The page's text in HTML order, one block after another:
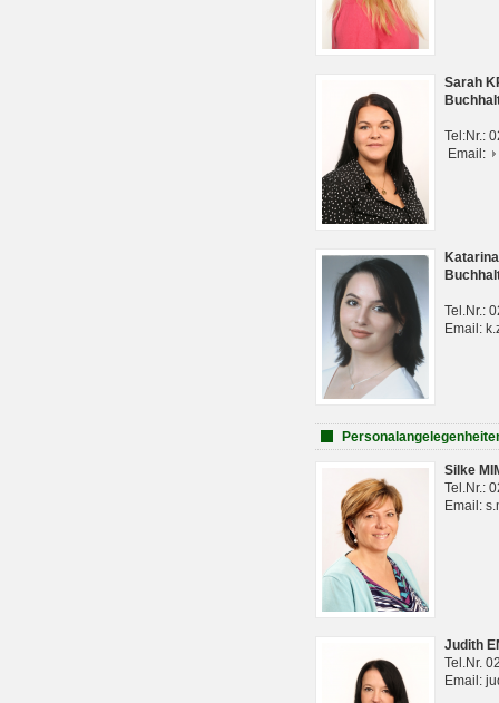
Sarah
Tel:Nr.:
Email:
Tel.Nr.:
Email:
Silke
Tel.Nr.:
Email:
Judith
Tel.Nr.
Email: